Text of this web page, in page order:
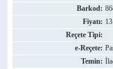
Barkod:
Fiyatı:
Reçete Tipi:
e-Reçete:
Temin: